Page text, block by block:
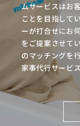
ムサービスはお
ことを目指して
ーが打合せにお
をご提案させて
のマッチングを
家事代行サービ